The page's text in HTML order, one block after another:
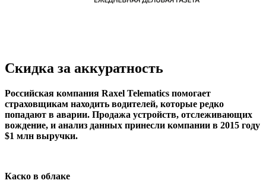
Скидка за аккуратность
Российская компания Raxel Telematics помогает
страховщикам находить водителей, которые редко
попадают в аварии. Продажа устройств, отслеживающих
вождение, и анализ данных принесли компании в 2015 году
$1 млн выручки.
Каско в облаке